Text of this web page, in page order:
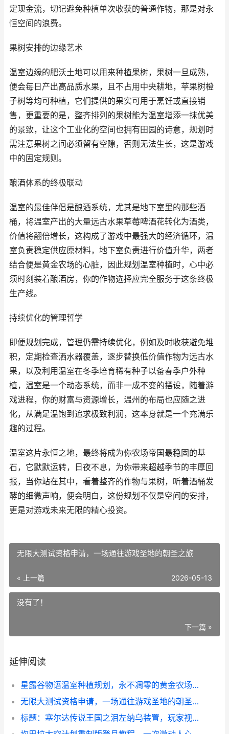
定现金流，切记避免种植单次收获的普通作物，那是对永
恒空间的浪费。
果树安排的边缘艺术
温室边缘的肥沃土地可以用来种植果树，果树一旦成熟，
便会每日产出高品质水果，且不占用中央耕地，苹果树橙
子树等均可种植，它们提供的果实可用于烹饪或直接销
售，更重要的是，整齐排列的果树能为温室增添一抹优美
的景致，让这个工业化的空间也拥有田园的诗意，规划时
需注意果树之间必须留有空隙，否则无法生长，这是游戏
中的固定规则。
酿酒体系的终极联动
温室的最佳伴侣是酿酒系统，尤其是地下室里的那些酒
桶，将温室产出的大量远古水果草莓啤酒花转化为酒类，
价值将翻倍增长，这构成了游戏中最强大的经济循环，温
室负责稳定供应原材料，地下室负责进行价值升华，两者
结合便是黄金农场的心脏，因此规划温室种植时，心中必
须时刻装着酿酒房，你的作物选择应完全服务于这条终极
生产线。
持续优化的管理哲学
即便规划完成，管理仍需持续优化，例如及时收获避免堆
积，定期检查洒水器覆盖，逐步替换低价值作物为远古水
果，以及利用温室在冬季培育稀有种子以备春季户外种
植，温室是一个动态系统，而非一成不变的摆设，随着游
戏进程，你的财富与资源增长，温州的布局也应随之进
化，从满足温饱到追求极致利润，这本身就是一个充满乐
趣的过程。
温室这片永恒之地，最终将成为你农场帝国最稳固的基
石，它默默运转，日夜不息，为你带来超越季节的丰厚回
报，当你站在其中，看着整齐的作物与果树，听着酒桶发
酵的细微声响，便会明白，这份规划不仅是空间的安排，
更是对游戏未来无限的精心投资。
无限大测试资格申请，一场通往游戏圣地的朝圣之旅
« 上一篇 2026-05-13
没有了！
下一篇 »
延伸阅读
星露谷物语温室种植规划，永不凋零的黄金农场副标题
无限大测试资格申请，一场通往游戏圣地的朝圣之旅
标题：塞尔达传说王国之泪左纳乌装置，玩家视角下的创造革命